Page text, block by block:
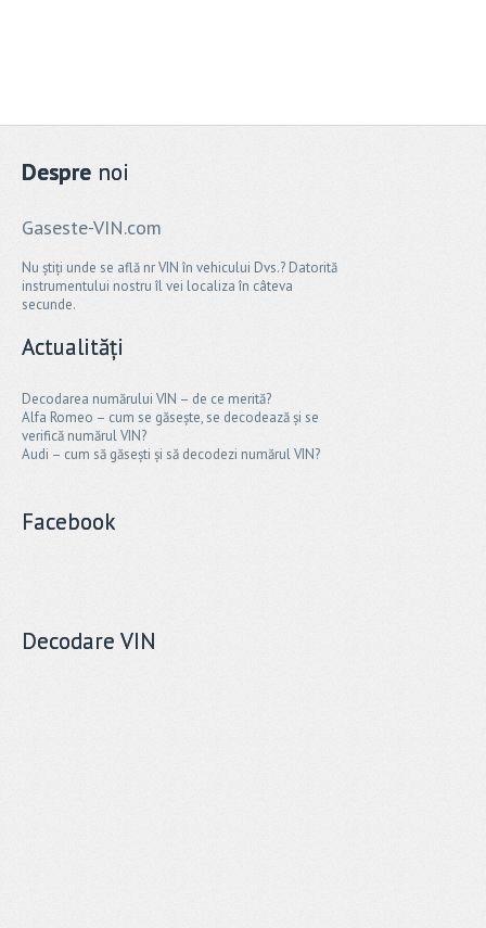
Despre noi
Gaseste-VIN.com
Nu știți unde se află nr VIN în vehicului Dvs.? Datorită
instrumentului nostru îl vei localiza în câteva
secunde.
Actualități
Decodarea numărului VIN – de ce merită?
Alfa Romeo – cum se găsește, se decodează și se
verifică numărul VIN?
Audi – cum să găsești și să decodezi numărul VIN?
Facebook
Decodare VIN